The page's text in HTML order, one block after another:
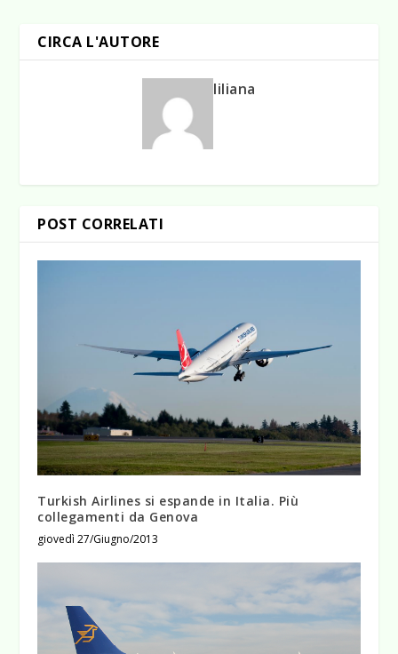
CIRCA L'AUTORE
liliana
POST CORRELATI
Turkish Airlines si espande in Italia. Più
collegamenti da Genova
giovedì 27/Giugno/2013